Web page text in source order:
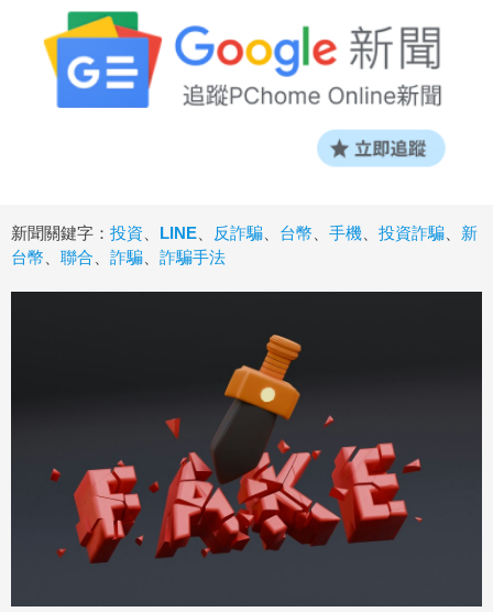
新聞關鍵字： 投資 LINE 反詐騙 台幣 手機 投資詐騙
新
台幣
聯合 詐騙 詐騙手法